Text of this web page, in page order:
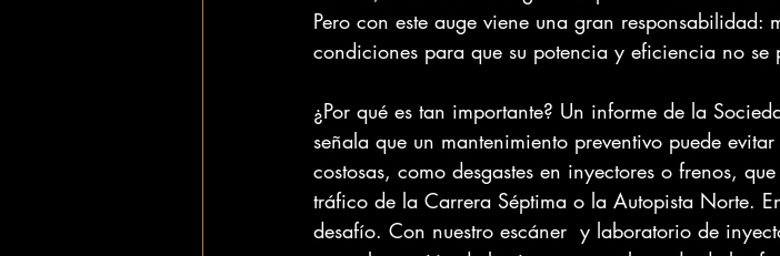
Pero con este auge viene una gran responsabilidad:
condiciones para que su potencia y eficiencia no se
¿Por qué es tan importante? Un informe de la
señala que un mantenimiento preventivo puede
costosas, como desgastes en inyectores o frenos,
tráfico de la Carrera Séptima o la Autopista Norte.
desafío. Con nuestro escáner  y laboratorio de